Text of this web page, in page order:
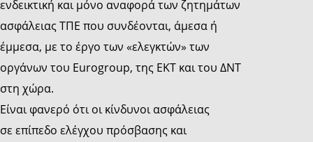
ενδεικτική και μόνο αναφορά των ζητημάτων
ασφάλειας ΤΠΕ που συνδέονται, άμεσα ή
έμμεσα, με το έργο των «ελεγκτών» των
οργάνων του Eurogroup, της ΕΚΤ και του ΔΝΤ
στη χώρα.
Είναι φανερό ότι οι κίνδυνοι ασφάλειας
σε επίπεδο ελέγχου πρόσβασης και